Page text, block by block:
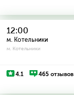
12:00
м. Котельники
м. Котельники
4.1 465 отзывов